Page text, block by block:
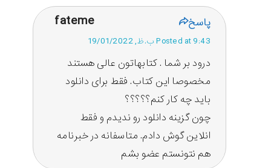
fateme پاسخ
Posted at 9:43 ب.ظ, 19/01/2022
درود بر شما . کتابهاتون عالی هستند
مخصوصا این کتاب. فقط برای دانلود
باید چه کار کنم؟؟؟؟؟
چون گزینه دانلود رو ندیدم و فقط
انلاین گوش دادم. متاسفانه در خبرنامه
هم نتونستم عضو بشم